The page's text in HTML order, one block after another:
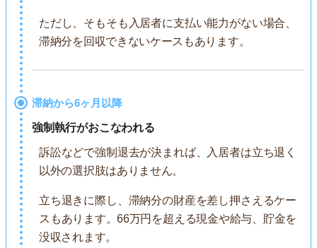
ただし、そもそも入居者に支払い能力がない場合、
滞納分を回収できないケースもあります。
滞納から6ヶ月以降
強制執行がおこなわれる
訴訟などで強制退去が決まれば、入居者は立ち退く
以外の選択肢はありません。
立ち退きに際し、滞納分の財産を差し押さえるケー
スもあります。66万円を超える現金や給与、貯金を
没収されます。